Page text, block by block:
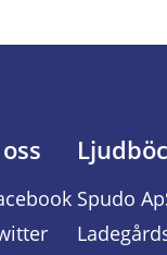
Spudo